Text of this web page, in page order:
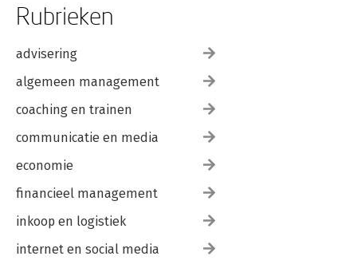
Rubrieken
advisering
algemeen management
coaching en trainen
communicatie en media
economie
financieel management
inkoop en logistiek
internet en social media